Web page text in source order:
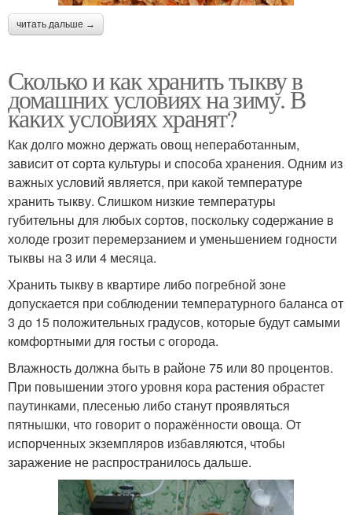
читать дальше →
Сколько и как хранить тыкву в
домашних условиях на зиму. В
каких условиях хранят?
Как долго можно держать овощ непеработанным,
зависит от сорта культуры и способа хранения. Одним из
важных условий является, при какой температуре
хранить тыкву. Слишком низкие температуры
губительны для любых сортов, поскольку содержание в
холоде грозит перемерзанием и уменьшением годности
тыквы на 3 или 4 месяца.
Хранить тыкву в квартире либо погребной зоне
допускается при соблюдении температурного баланса от
3 до 15 положительных градусов, которые будут самыми
комфортными для гостьи с огорода.
Влажность должна быть в районе 75 или 80 процентов.
При повышении этого уровня кора растения обрастет
паутинками, плесенью либо станут проявляться
пятнышки, что говорит о поражённости овоща. От
испорченных экземпляров избавляются, чтобы
заражение не распространилось дальше.